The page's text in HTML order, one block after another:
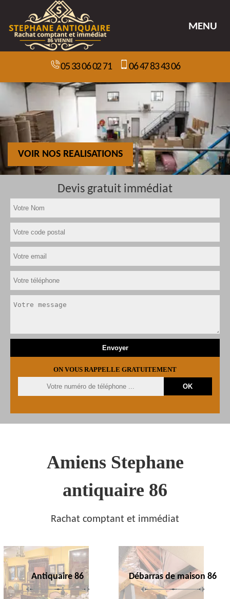
MENU
05 33 06 02 71 06 47 83 43 06
VOIR NOS REALISATIONS
Devis gratuit immédiat
ON VOUS RAPPELLE GRATUITEMENT
Amiens Stephane
antiquaire 86
Rachat comptant et immédiat
Antiquaire 86 Débarras de maison 86